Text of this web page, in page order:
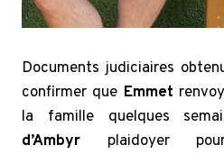
Documents judiciaires
confirmer que Emmet
la famille quelques
d’Ambyr plaidoyer